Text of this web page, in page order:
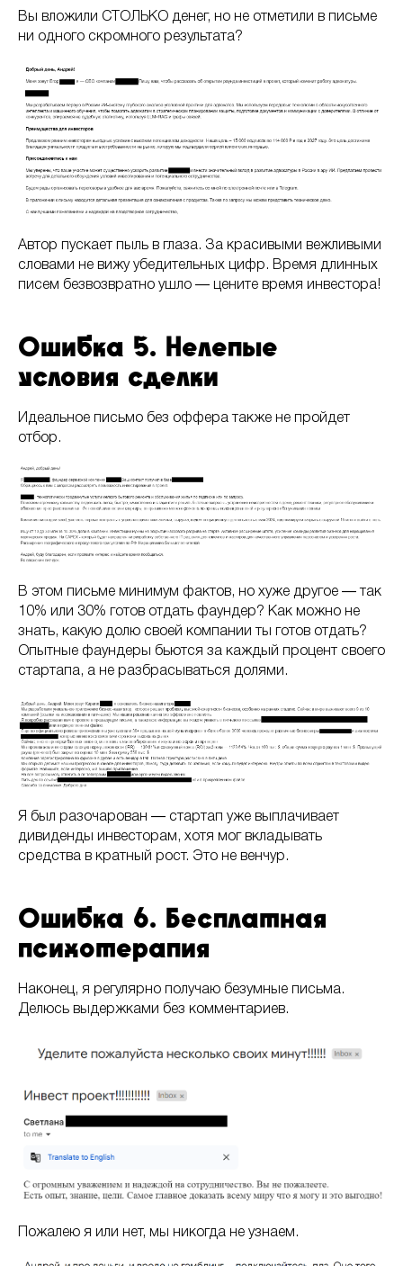
Вы вложили СТОЛЬКО денег, но не отметили в письме
ни одного скромного результата?
Автор пускает пыль в глаза. За красивыми вежливыми
словами не вижу убедительных цифр. Время длинных
писем безвозвратно ушло ― цените время инвестора!
Ошибка 5. Нелепые
условия сделки
Идеальное письмо без оффера также не пройдет
отбор.
В этом письме минимум фактов, но хуже другое ― так
10% или 30% готов отдать фаундер? Как можно не
знать, какую долю своей компании ты готов отдать?
Опытные фаундеры бьются за каждый процент своего
стартапа, а не разбрасываться долями.
Я был разочарован ― стартап уже выплачивает
дивиденды инвесторам, хотя мог вкладывать
средства в кратный рост. Это не венчур.
Ошибка 6. Бесплатная
психотерапия
Наконец, я регулярно получаю безумные письма.
Делюсь выдержками без комментариев.
Пожалею я или нет, мы никогда не узнаем.